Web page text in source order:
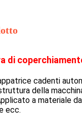
di
cadenti
della
a materiale
ecc.